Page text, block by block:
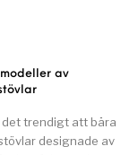
av
det trendigt att bära
designade av